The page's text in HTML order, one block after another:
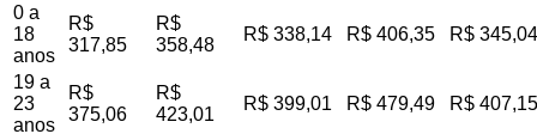
0 a
18
anos
R$
317,85
R$
358,48
R$ 338,14 R$ 406,35 R$ 345,04
19 a
23
anos
R$
375,06
R$
423,01
R$ 399,01 R$ 479,49 R$ 407,15